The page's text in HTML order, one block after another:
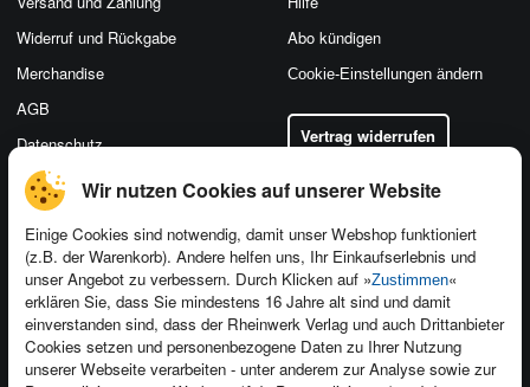
Wir nutzen Cookies auf unserer Website
Einige Cookies sind notwendig, damit unser Webshop funktioniert
(z.B. der Warenkorb). Andere helfen uns, Ihr Einkaufserlebnis und
unser Angebot zu verbessern. Durch Klicken auf »Zustimmen«
erklären Sie, dass Sie mindestens 16 Jahre alt sind und damit
einverstanden sind, dass der Rheinwerk Verlag und auch Drittanbieter
Cookies setzen und personenbezogene Daten zu Ihrer Nutzung
unserer Webseite verarbeiten - unter anderem zur Analyse sowie zur
Kontakt
Newsletter
Für Unternehmen
Presseservice
Produktfeedback
Foreign Rights
Ein Buch schreiben
Widerruf und Rückgabe
Merchandise
AGB
Datenschutz
Abo kündigen
Cookie-Einstellungen ändern
Vertrag widerrufen